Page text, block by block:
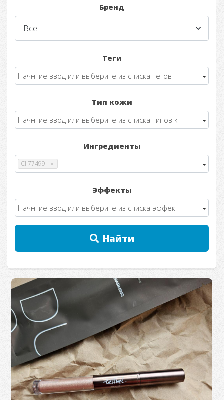
Бренд
Теги
Тип кожи
Ингредиенты
CI 77499
Эффекты
Найти